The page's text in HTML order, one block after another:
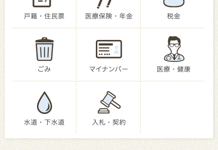
戸籍・住民票 医療保険・年金 税金
ごみ マイナンバー 医療・健康
水道・下水道 入札・契約